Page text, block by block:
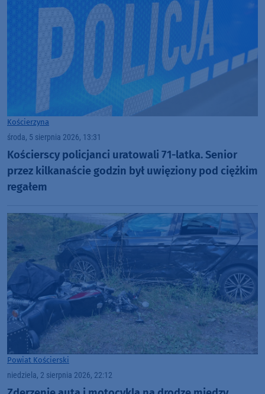
Kościerzyna
środa, 5 sierpnia 2026, 13:31
Kościerscy policjanci uratowali 71-latka. Senior
przez kilkanaście godzin był uwięziony pod ciężkim
regałem
Powiat Kościerski
niedziela, 2 sierpnia 2026, 22:12